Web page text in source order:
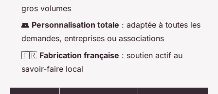
gros volumes
👥 Personnalisation totale : adaptée à toutes les
demandes, entreprises ou associations
🇫🇷 Fabrication française : soutien actif au
savoir-faire local